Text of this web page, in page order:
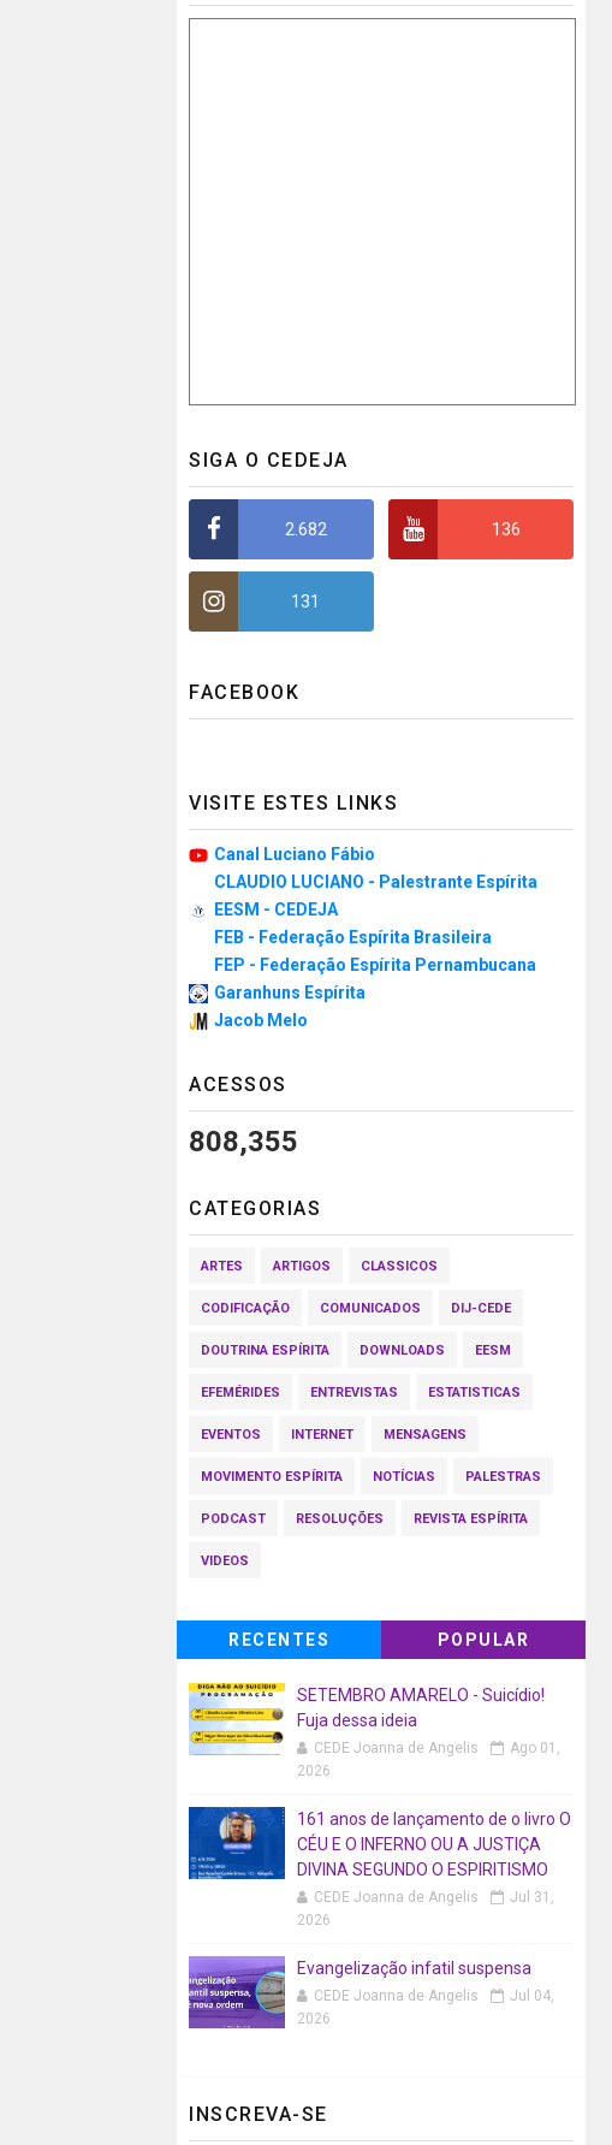
SIGA O CEDEJA
2.682 136
131
FACEBOOK
VISITE ESTES LINKS
Canal Luciano Fábio
CLAUDIO LUCIANO - Palestrante Espírita
EESM - CEDEJA
FEB - Federação Espírita Brasileira
FEP - Federação Espírita Pernambucana
Garanhuns Espírita
Jacob Melo
ACESSOS
808,355
CATEGORIAS
ARTES ARTIGOS CLASSICOS
CODIFICAÇÃO COMUNICADOS DIJ-CEDE
DOUTRINA ESPÍRITA DOWNLOADS EESM
EFEMÉRIDES ENTREVISTAS ESTATISTICAS
EVENTOS INTERNET MENSAGENS
MOVIMENTO ESPÍRITA NOTÍCIAS PALESTRAS
PODCAST RESOLUÇÕES REVISTA ESPÍRITA
VIDEOS
RECENTES POPULAR
SETEMBRO AMARELO - Suicídio!
Fuja dessa ideia
CEDE Joanna de Angelis
Ago 01,
2026
161 anos de lançamento de o livro O
CÉU E O INFERNO OU A JUSTIÇA
DIVINA SEGUNDO O ESPIRITISMO
CEDE Joanna de Angelis
Jul 31,
2026
Evangelização infatil suspensa
CEDE Joanna de Angelis
Jul 04,
2026
INSCREVA-SE